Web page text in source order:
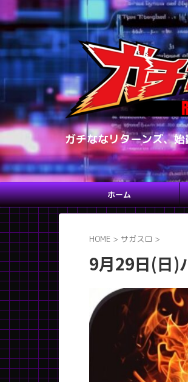
ガチななリターンズ、始
ホーム
HOME > サガスロ >
9月29日(日)